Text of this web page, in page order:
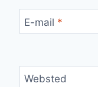
E-mail *
Websted